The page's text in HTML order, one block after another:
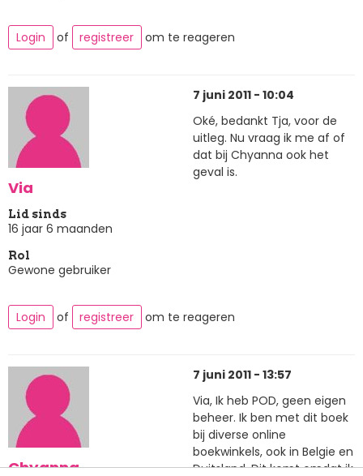
Login of registreer om te reageren
Via
Lid sinds
16 jaar 6 maanden
Rol
Gewone gebruiker
7 juni 2011 - 10:04
Oké, bedankt Tja, voor de
uitleg. Nu vraag ik me af of
dat bij Chyanna ook het
geval is.
Login of registreer om te reageren
Chyanna
7 juni 2011 - 13:57
Via, Ik heb POD, geen eigen
beheer. Ik ben met dit boek
bij diverse online
boekwinkels, ook in Belgie en
Duitsland. Dit komt omdat ik